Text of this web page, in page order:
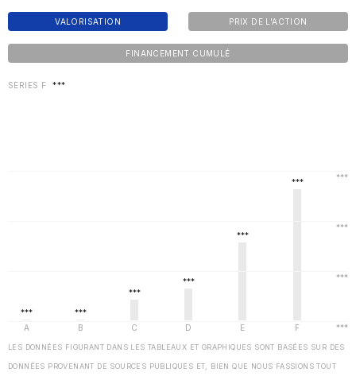
VALORISATION PRIX DE L'ACTION
FINANCEMENT CUMULÉ
SERIES F ***
LES DONNÉES FIGURANT DANS LES TABLEAUX ET GRAPHIQUES SONT BASÉES SUR DES
DONNÉES PROVENANT DE SOURCES PUBLIQUES ET, BIEN QUE NOUS FASSIONS TOUT